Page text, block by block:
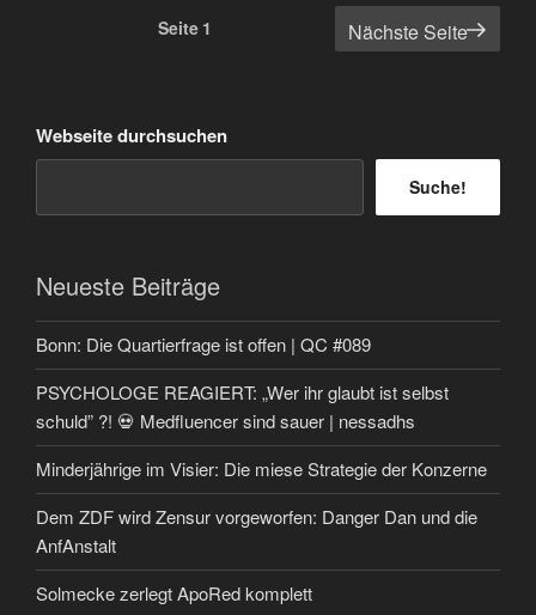
Seitennummerierung
Seite 1 Nächste Seite
Webseite durchsuchen
Suche!
Neueste Beiträge
Bonn: Die Quartierfrage ist offen | QC #089
PSYCHOLOGE REAGIERT: „Wer ihr glaubt ist selbst
schuld” ?! 💀 Medfluencer sind sauer | nessadhs
Minderjährige im Visier: Die miese Strategie der Konzerne
Dem ZDF wird Zensur vorgeworfen: Danger Dan und die
AnfAnstalt
Solmecke zerlegt ApoRed komplett